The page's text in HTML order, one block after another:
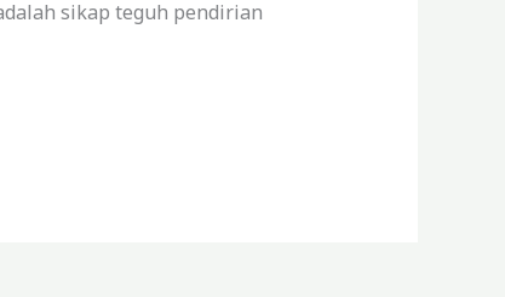
sikap teguh pendirian